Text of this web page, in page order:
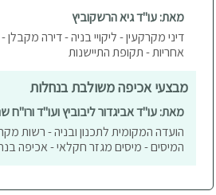
מאת: עו"ד גיא הרשקוביץ
דיני מקרקעין - ליקויי בניה - דירה
אחריות - תקופת התיישנות
מבצעי אכיפה משולבת בנחלות
מאת: עו"ד אביגדור ליבוביץ ועו"ד ורו"ח
הועדה המקומית לתכנון ובניה - רשות
המיסים - מיסים מגזר חקלאי - אכיפה